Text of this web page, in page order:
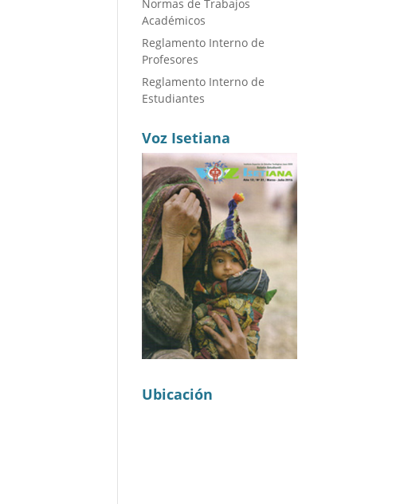
Normas de Trabajos
Académicos
Reglamento Interno de
Profesores
Reglamento Interno de
Estudiantes
Voz Isetiana
Ubicación